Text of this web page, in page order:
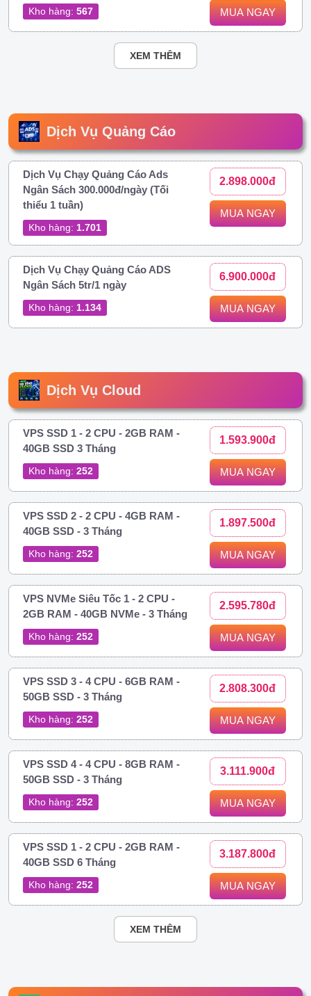
Kho hàng: 567 MUA NGAY
XEM THÊM
Dịch Vụ Quảng Cáo
Dịch Vụ Chạy Quảng Cáo Ads
Ngân Sách 300.000đ/ngày (Tối
thiểu 1 tuần)
Kho hàng: 1.701
2.898.000đ
MUA NGAY
Dịch Vụ Chạy Quảng Cáo ADS
Ngân Sách 5tr/1 ngày
Kho hàng: 1.134
6.900.000đ
MUA NGAY
Dịch Vụ Cloud
VPS SSD 1 - 2 CPU - 2GB RAM -
40GB SSD 3 Tháng
Kho hàng: 252
1.593.900đ
MUA NGAY
VPS SSD 2 - 2 CPU - 4GB RAM -
40GB SSD - 3 Tháng
Kho hàng: 252
1.897.500đ
MUA NGAY
VPS NVMe Siêu Tốc 1 - 2 CPU -
2GB RAM - 40GB NVMe - 3 Tháng
Kho hàng: 252
2.595.780đ
MUA NGAY
VPS SSD 3 - 4 CPU - 6GB RAM -
50GB SSD - 3 Tháng
Kho hàng: 252
2.808.300đ
MUA NGAY
VPS SSD 4 - 4 CPU - 8GB RAM -
50GB SSD - 3 Tháng
Kho hàng: 252
3.111.900đ
MUA NGAY
VPS SSD 1 - 2 CPU - 2GB RAM -
40GB SSD 6 Tháng
Kho hàng: 252
3.187.800đ
MUA NGAY
XEM THÊM